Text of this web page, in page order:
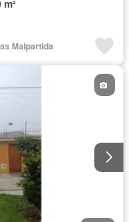
m²
Malpartida